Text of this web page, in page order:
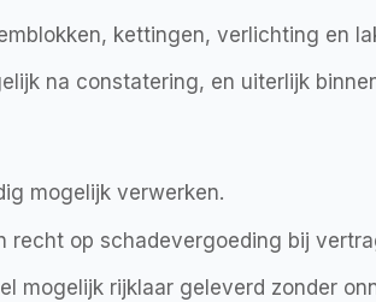
kettingen, verlichting en
na constatering, en uiterlijk
mogelijk verwerken.
recht op schadevergoeding bij
mogelijk rijklaar geleverd zonder